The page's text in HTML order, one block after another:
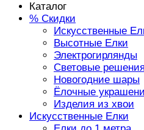
Каталог
% Скидки
Искусственные
Высотные Елки
Электрогирлянды
Световые решения
Новогодние шары
Ёлочные
Изделия из хвои
Искусственные Елки